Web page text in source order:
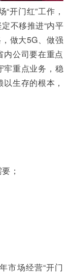
开门红”工作，
不移推进“内平
做大5G、做强
内公司要在重点
牢重点业务，稳
生存的根本，
；
市场经营“开门